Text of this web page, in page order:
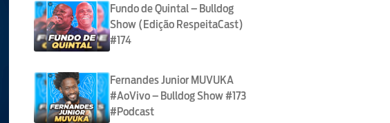
Fundo de Quintal – Bulldog
Show (Edição RespeitaCast)
#174
Fernandes Junior MUVUKA
#AoVivo – Bulldog Show #173
#Podcast